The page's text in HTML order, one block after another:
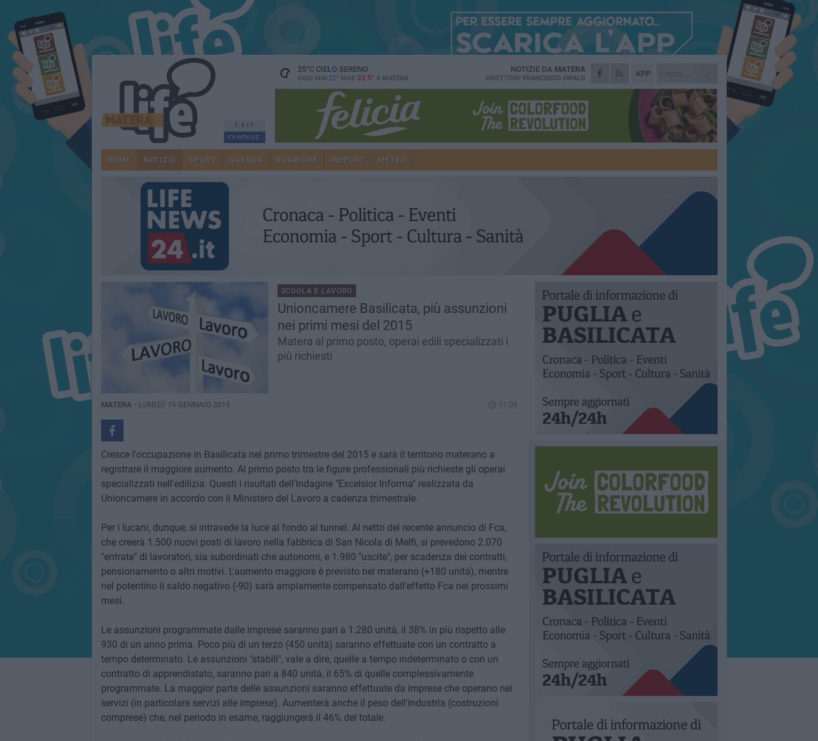
7.517
FANPAGE
25°CCIELO SERENO
OGGI MIN 22° MAX 33.5° A MATERA
APP
NOTIZIE DA MATERA
DIRETTORE FRANCESCO DIPALO
HOME NOTIZIE SPORT AGENDA RUBRICHE IREPORT METEO
SCUOLA E LAVORO
Unioncamere Basilicata, più assunzioni
nei primi mesi del 2015
Matera al primo posto, operai edili specializzati i
più richiesti
MATERA - LUNEDÌ 19 GENNAIO 2015 11.03
Cresce l'occupazione in Basilicata nel primo trimestre del 2015 e sarà il territorio materano a
registrare il maggiore aumento. Al primo posto tra le figure professionali più richieste gli operai
specializzati nell'edilizia. Questi i risultati dell'indagine "Excelsior Informa" realizzata da
Unioncamere in accordo con il Ministero del Lavoro a cadenza trimestrale.
Per i lucani, dunque, si intravede la luce al fondo al tunnel. Al netto del recente annuncio di Fca,
che creerà 1.500 nuovi posti di lavoro nella fabbrica di San Nicola di Melfi, si prevedono 2.070
"entrate" di lavoratori, sia subordinati che autonomi, e 1.980 "uscite", per scadenza dei contratti,
pensionamento o altri motivi. L'aumento maggiore è previsto nel materano (+180 unità), mentre
nel potentino il saldo negativo (-90) sarà ampiamente compensato dall'effetto Fca nei prossimi
mesi.
Le assunzioni programmate dalle imprese saranno pari a 1.280 unità, il 38% in più rispetto alle
930 di un anno prima. Poco più di un terzo (450 unità) saranno effettuate con un contratto a
tempo determinato. Le assunzioni "stabili", vale a dire, quelle a tempo indeterminato o con un
contratto di apprendistato, saranno pari a 840 unità, il 65% di quelle complessivamente
programmate. La maggior parte delle assunzioni saranno effettuate da imprese che operano nei
servizi (in particolare servizi alle imprese). Aumenterà anche il peso dell'industria (costruzioni
comprese) che, nel periodo in esame, raggiungerà il 46% del totale.